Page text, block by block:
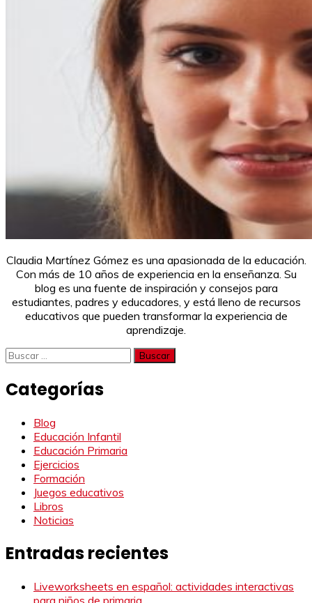
Claudia Martínez Gómez es una apasionada de la educación.
Con más de 10 años de experiencia en la enseñanza. Su
blog es una fuente de inspiración y consejos para
estudiantes, padres y educadores, y está lleno de recursos
educativos que pueden transformar la experiencia de
aprendizaje.
Buscar:
Categorías
Blog
Educación Infantil
Educación Primaria
Ejercicios
Formación
Juegos educativos
Libros
Noticias
Entradas recientes
Liveworksheets en español: actividades interactivas
para niños de primaria